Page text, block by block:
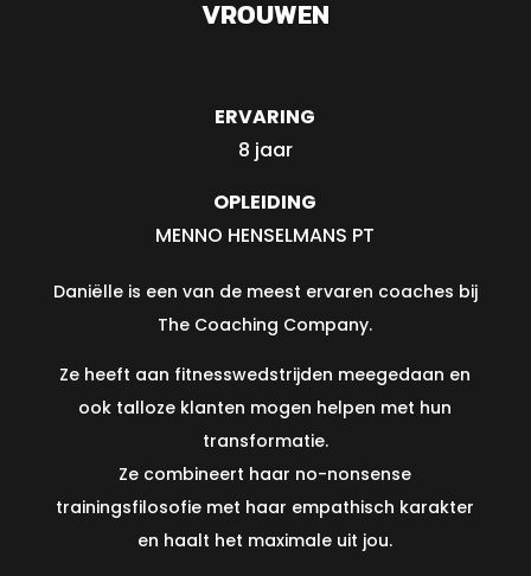
VROUWEN
ERVARING
8 jaar
OPLEIDING
MENNO HENSELMANS PT
Daniëlle is een van de meest ervaren coaches bij
The Coaching Company.
Ze heeft aan fitnesswedstrijden meegedaan en
ook talloze klanten mogen helpen met hun
transformatie.
Ze combineert haar no-nonsense
trainingsfilosofie met haar empathisch karakter
en haalt het maximale uit jou.